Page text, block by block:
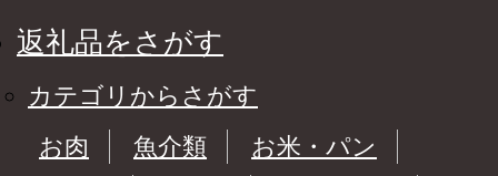
返礼品をさがす
カテゴリからさがす
お肉
魚介類
お米・パン